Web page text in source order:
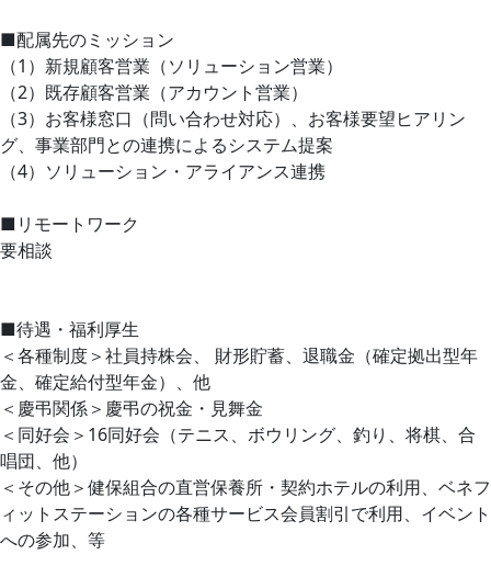
■配属先のミッション
（1）新規顧客営業（ソリューション営業）
（2）既存顧客営業（アカウント営業）
（3）お客様窓口（問い合わせ対応）、お客様要望ヒアリン
グ、事業部門との連携によるシステム提案
（4）ソリューション・アライアンス連携
■リモートワーク
要相談
■待遇・福利厚生
＜各種制度＞社員持株会、 財形貯蓄、退職金（確定拠出型年
金、確定給付型年金）、他
＜慶弔関係＞慶弔の祝金・見舞金
＜同好会＞16同好会（テニス、ボウリング、釣り、将棋、合
唱団、他）
＜その他＞健保組合の直営保養所・契約ホテルの利用、ベネフ
ィットステーションの各種サービス会員割引で利用、イベント
への参加、等